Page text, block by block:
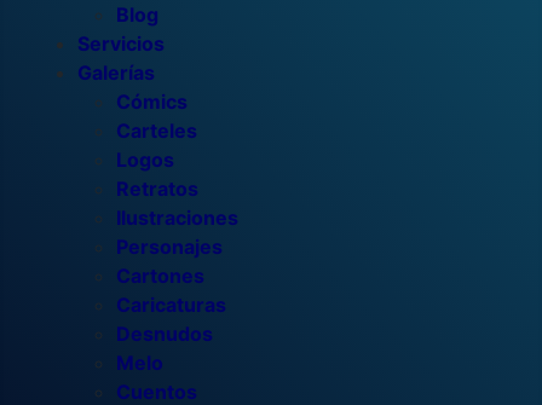
Blog
Servicios
Galerías
Cómics
Carteles
Logos
Retratos
Ilustraciones
Personajes
Cartones
Caricaturas
Desnudos
Melo
Cuentos